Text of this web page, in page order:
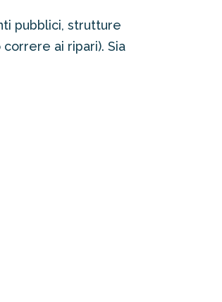
pubblici, strutture
ai ripari). Sia